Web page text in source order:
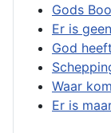
Gods
Er is
God
Waar
Er is